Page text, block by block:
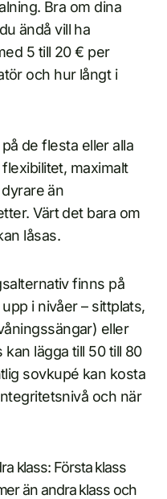
Bra om dina
ändå vill ha
5 till 20 € per
och hur långt i
de flesta eller alla
maximalt
än
Värt det bara om
låsas.
finns på
i nivåer – sittplats,
eller
lägga till 50 till 80
sovkupé kan kosta
och när
klass: Första klass
än andra klass och